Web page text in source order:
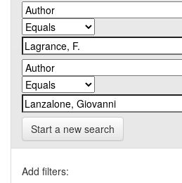
Start a new search
Add filters: